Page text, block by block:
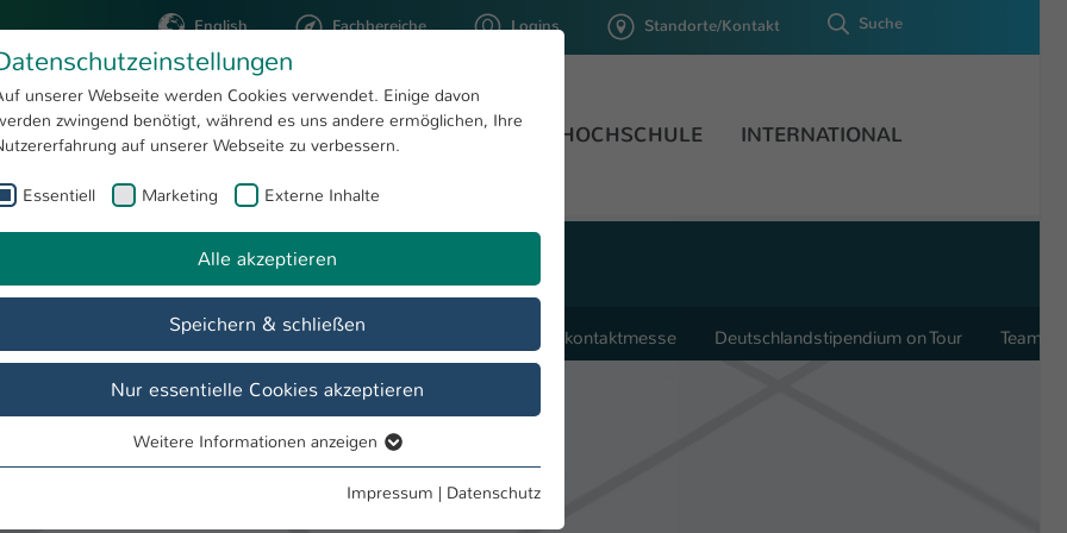
English Fachbereiche Logins Standorte/Kontakt Suche
STUDIUM FORSCHUNG HOCHSCHULE INTERNATIONAL
und Transfer Veranstaltungen Veranstaltung
Zielgruppen Transferstrategie Firmenkontaktmesse Deutschlandstipendium on Tour Team
auch mich?! Echt? Wie?“
unserer Webseite werden Cookies verwendet. Einige davon
zwingend benötigt, während es uns andere ermöglichen, Ihre
auf unserer Webseite zu verbessern.
Essentiell Marketing Externe Inhalte
Alle akzeptieren
Speichern & schließen
Nur essentielle Cookies akzeptieren
Essentielle Cookies werden für grundlegende Funktionen der
Weitere Informationen anzeigen
Impressum | Datenschutz